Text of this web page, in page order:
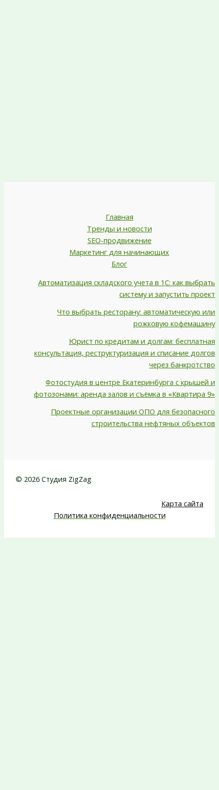
Главная
Тренды и новости
SEO-продвижение
Маркетинг для начинающих
Блог
Автоматизация складского учета в 1С: как выбрать
систему и запустить проект
Что выбрать ресторану: автоматическую или
рожковую кофемашину
Юрист по кредитам и долгам: бесплатная
консультация, реструктуризация и списание долгов
через банкротство
Фотостудия в центре Екатеринбурга с крышей и
фотозонами: аренда залов и съёмка в «Квартира 9»
Проектные организации ОПО для безопасного
строительства нефтяных объектов
© 2026 Студия ZigZag
Карта сайта
Политика конфиденциальности